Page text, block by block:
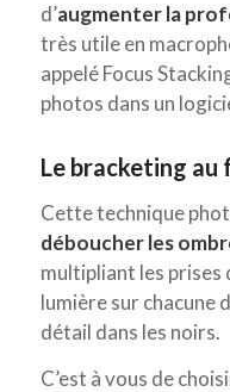
d’augmenter la
très utile en
appelé Focus
photos dans un
Le bracketing au
Cette technique
déboucher les
multipliant les prises
lumière sur chacune
détail dans les noirs.
C’est à vous de